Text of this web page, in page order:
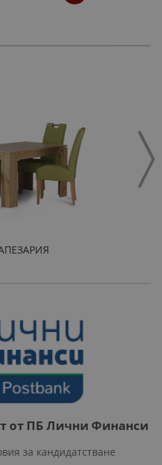
от ПБ Лични Финанси
за кандидатстване